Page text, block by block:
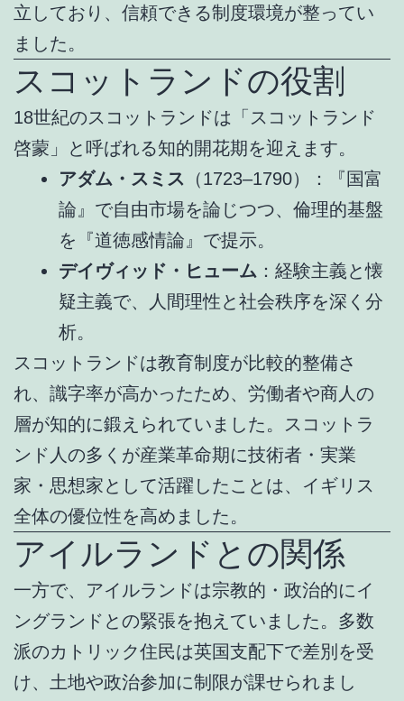
立しており、信頼できる制度環境が整ってい
ました。
スコットランドの役割
18世紀のスコットランドは「スコットランド
啓蒙」と呼ばれる知的開花期を迎えます。
アダム・スミス （1723–1790）：『国富
論』で自由市場を論じつつ、倫理的基盤
を『道徳感情論』で提示。
デイヴィッド・ヒューム ：経験主義と懐
疑主義で、人間理性と社会秩序を深く分
析。
スコットランドは教育制度が比較的整備さ
れ、識字率が高かったため、労働者や商人の
層が知的に鍛えられていました。スコットラ
ンド人の多くが産業革命期に技術者・実業
家・思想家として活躍したことは、イギリス
全体の優位性を高めました。
アイルランドとの関係
一方で、アイルランドは宗教的・政治的にイ
ングランドとの緊張を抱えていました。多数
派のカトリック住民は英国支配下で差別を受
け、土地や政治参加に制限が課せられまし